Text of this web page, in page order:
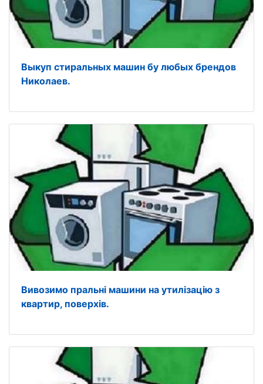
Выкуп стиральных машин бу любых брендов
Николаев.
Вивозимо пральні машини на утилізацію з
квартир, поверхів.